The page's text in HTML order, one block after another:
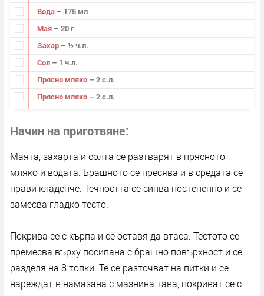
Вода – 175 мл
Мая – 20 г
Захар – ½ ч.л.
Сол – 1 ч.л.
Прясно мляко – 2 с.л.
Прясно мляко – 2 с.л.
Начин на приготвяне
Маята, захарта и солта се разтварят в прясното
мляко и водата. Брашното се пресява и в средата се
прави кладенче. Течността се сипва постепенно и се
замесва гладко тесто.
Покрива се с кърпа и се оставя да втаса. Тестото се
премесва върху посипана с брашно повърхност и се
разделя на 8 топки. Те се разточват на питки и се
нареждат в намазана с мазнина тава, покриват се с